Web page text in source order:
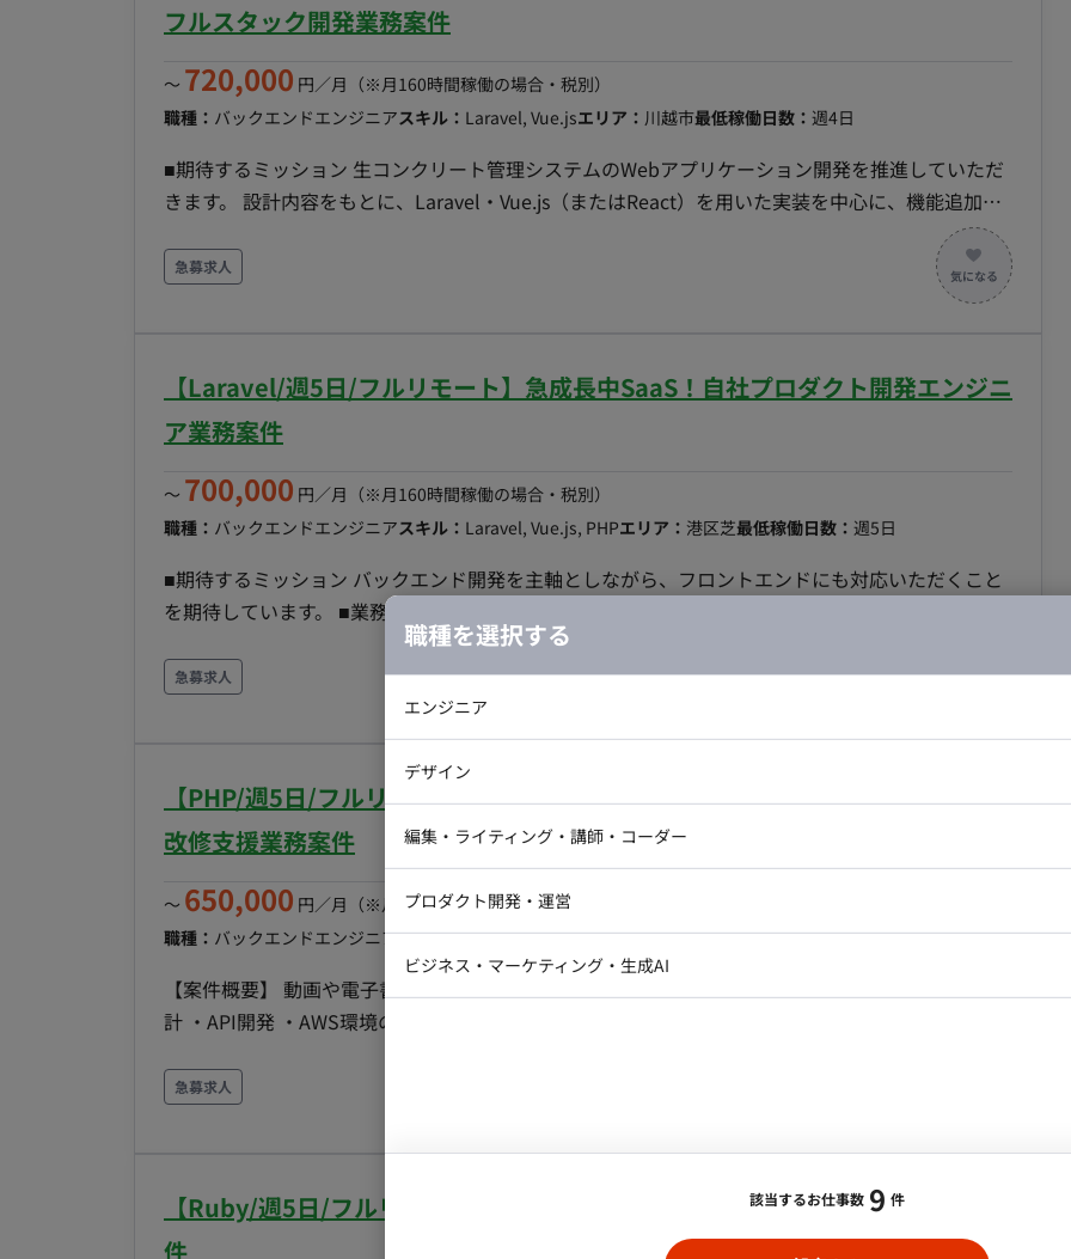
JavaScript, Shell Script ・FW Smarty ・DB MySQL（想定） ・インフラ Linux, Apache ■
フレックス稼働：要相談（※日中帯の連絡・コミュニケーションが必須となります） ---- フルリモ
ートの場合記載 PC：貸与/持参（スペック）
フルスタック開発業務案件
〜 720,000 円／月 （※月160時間稼働の場合・税別）
職種： バックエンドエンジニアスキル： Laravel, Vue.jsエリア： 川越市最低稼働日数： 週4日
■期待するミッション 生コンクリート管理システムのWebアプリケーション開発を推進していただ
きます。 設計内容をもとに、Laravel・Vue.js（またはReact）を用いた実装を中心に、機能追加や
ン開発】 Laravelを用いたバックエンド開発 Vue.jsまたはReactを用いたフロントエンド開発 AWS
環境でのWebシステム開発 RFID・各種APIとの連携開発 GitHubを利用したソースコード管理 ■開
急募求人
【Laravel/週5日/フルリモート】急成長中SaaS！自社プロダクト開発エンジニ
ア業務案件
〜 700,000 円／月 （※月160時間稼働の場合・税別）
職種： バックエンドエンジニアスキル： Laravel, Vue.js, PHPエリア： 港区芝最低稼働日数： 週5日
■期待するミッション バックエンド開発を主軸としながら、フロントエンドにも対応いただくこと
を期待しています。 ■業務内容・担当工程 【自社SaaSプロダクトの開発・改修】 ・新機能の企
画・開発 ・既存機能の改修・改善 ・コードの品質改善やリファクタリング 担当工程：設計、実
装、テスト ■チーム体制 ・開発メンバー：10名 ※全員がフルリモートで開発を行っています。 ■開
発環境 ・プログラミング言語：PHP, JavaScript, SQL ・FW：Laravel, Vue.js, jQuery ・DB：
MySQL, TiDB ・インフラ：AWS ■働き方 ・平日1日8時間勤務の固定精算 ↳例えば、平日が20日あ
れば160時間、21日あれば168時間の稼働 ・時間が超過（1日8時間を基準として）した場合は別日
で調整し、不足した場合も別日で補填するというルールです。残業は基本的0とします。フレックス
も活用可能です。 ・リモート稼働：可能 ・契約期間：初回1ヶ月（双方合意の上、3ヶ月以上の契
急募求人
【PHP/週5日/フルリモート】動画・電子書籍配信サイトのバックエンド開発・
改修支援業務案件
〜 650,000 円／月 （※月160時間稼働の場合・税別）
職種： バックエンドエンジニアスキル：PHPエリア：フルリモート可(地方可)最低稼働日数：週5日
【案件概要】 動画や電子書籍の配信サイトの開発において、下記の業務をお願いします。 ・基本設
計 ・API開発 ・AWS環境の構築 ・EC / 決済システムの改修・機能追加 etc. ◆主な開発環境・ツー
ス)：AWS・Docker ・管理ツール：Git ◆補足◆ 国内最大規模の配信サイトを運営している大手事
い環境となっております。
急募求人
【Ruby/週5日/フルリモート】オンラインゲーム配信サービス開発案件業務案
件
職種を選択する
エンジニア
インフラエンジニア
テストエンジニア・テクニカルサポート
AIエンジニア・機械学習エン
デザイン
Webデザイナー・UI/UXデザイナー
ラストレーター
編集・ライティング・講師・コーダー
プロダクト開発・運営
クトマネージャー
ビジネス・マーケティング・生成AI
該当するお仕事数 9 件